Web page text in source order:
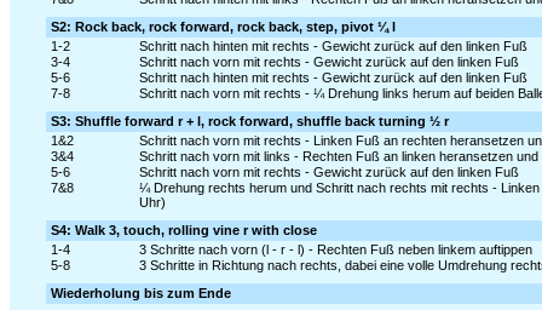
S2: Rock back, rock forward, rock back, step, pivot ¼ l
1-2
Schritt nach hinten mit rechts - Gewicht zurück auf den linken Fuß
3-4
Schritt nach vorn mit rechts - Gewicht zurück auf den linken Fuß
5-6
Schritt nach hinten mit rechts - Gewicht zurück auf den linken Fuß
7-8
Schritt nach vorn mit rechts - ¼ Drehung links herum auf beiden
S3: Shuffle forward r + l, rock forward, shuffle back turning ½ r
1&2
Schritt nach vorn mit rechts - Linken Fuß an rechten heransetzen
3&4
Schritt nach vorn mit links - Rechten Fuß an linken heransetzen
5-6
Schritt nach vorn mit rechts - Gewicht zurück auf den linken Fuß
7&8
¼ Drehung rechts herum und Schritt nach rechts mit rechts -
Uhr)
S4: Walk 3, touch, rolling vine r with close
1-4
3 Schritte nach vorn (l - r - l) - Rechten Fuß neben linkem auftippen
5-8
3 Schritte in Richtung nach rechts, dabei eine volle Umdrehung
Wiederholung bis zum Ende